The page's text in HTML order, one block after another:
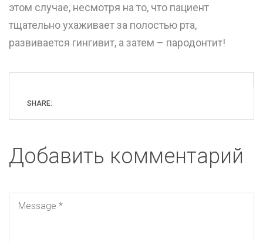
этом случае, несмотря на то, что пациент
тщательно ухаживает за полостью рта,
развивается гингивит, а затем – пародонтит! ⠀
SHARE:
Добавить комментарий